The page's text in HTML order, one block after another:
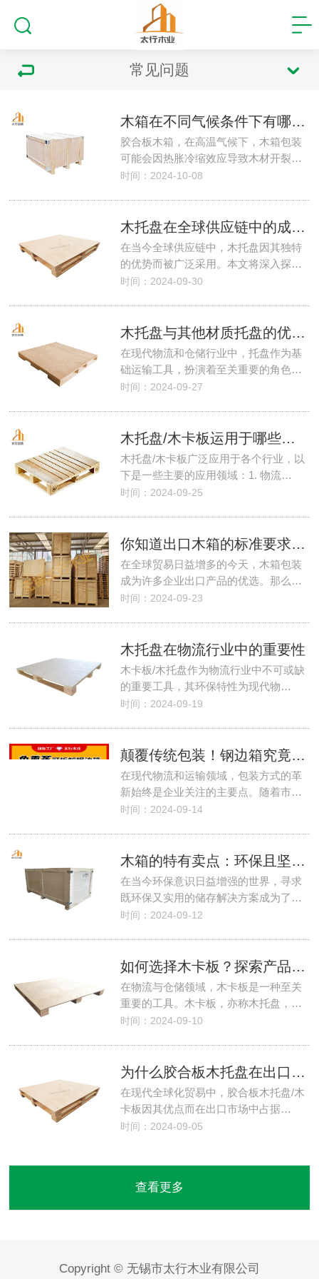
常见问题
木箱在不同气候条件下有哪些维护技巧？
胶合板木箱，在高温气候下，木箱包装
可能会因热胀冷缩效应导致木材开裂…
时间：2024-10-08
木托盘在全球供应链中的成本效益分析
在当今全球供应链中，木托盘因其独特
的优势而被广泛采用。本文将深入探…
时间：2024-09-30
木托盘与其他材质托盘的优缺点对比是什么？
在现代物流和仓储行业中，托盘作为基
础运输工具，扮演着至关重要的角色…
时间：2024-09-27
木托盘/木卡板运用于哪些行业
木托盘/木卡板广泛应用于各个行业，以
下是一些主要的应用领域：1. 物流…
时间：2024-09-25
你知道出口木箱的标准要求吗？
在全球贸易日益增多的今天，木箱包装
成为许多企业出口产品的优选。那么…
时间：2024-09-23
木托盘在物流行业中的重要性
木卡板/木托盘作为物流行业中不可或缺
的重要工具，其环保特性为现代物…
时间：2024-09-19
颠覆传统包装！钢边箱究竟有多神奇？
在现代物流和运输领域，包装方式的革
新始终是企业关注的主要点。随着市…
时间：2024-09-14
木箱的特有卖点：环保且坚固的理想储存解决方案
在当今环保意识日益增强的世界，寻求
既环保又实用的储存解决方案成为了…
时间：2024-09-12
如何选择木卡板？探索产品独特卖点与优秀应用
在物流与仓储领域，木卡板是一种至关
重要的工具。木卡板，亦称木托盘，…
时间：2024-09-10
为什么胶合板木托盘在出口市场中占据主导地位？
在现代全球化贸易中，胶合板木托盘/木
卡板因其优点而在出口市场中占据…
时间：2024-09-05
查看更多
Copyright © 无锡市太行木业有限公司